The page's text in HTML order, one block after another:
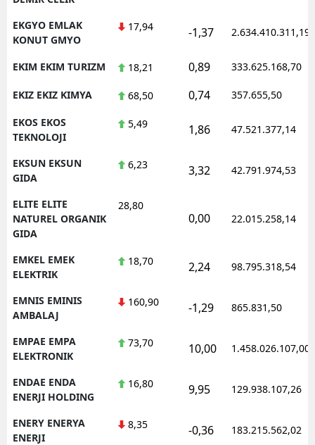
EKGYO EMLAK
KONUT GMYO
17,94 -1,37 2.634.410.311,19
EKIM EKIM TURIZM 18,21 0,89 333.625.168,70
EKIZ EKIZ KIMYA 68,50 0,74 357.655,50
EKOS EKOS
TEKNOLOJI
5,49 1,86 47.521.377,14
EKSUN EKSUN
GIDA
6,23 3,32 42.791.974,53
ELITE ELITE
NATUREL ORGANIK
GIDA
28,80
0,00 22.015.258,14
EMKEL EMEK
ELEKTRIK
18,70 2,24 98.795.318,54
EMNIS EMINIS
AMBALAJ
160,90 -1,29 865.831,50
EMPAE EMPA
ELEKTRONIK
73,70 10,00 1.458.026.107,00
ENDAE ENDA
ENERJI HOLDING
16,80 9,95 129.938.107,26
ENERY ENERYA
ENERJI
8,35 -0,36 183.215.562,02